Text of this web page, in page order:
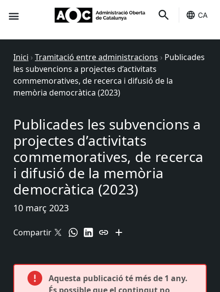
CA
Inici › Tramitació entre administracions › Publicades
les subvencions a projectes d’activitats
commemoratives, de recerca i difusió de la
memòria democràtica (2023)
Publicades les subvencions a
projectes d’activitats
commemoratives, de recerca
i difusió de la memòria
democràtica (2023)
10 març 2023
Compartir
Aquesta publicació té més de 1 any.